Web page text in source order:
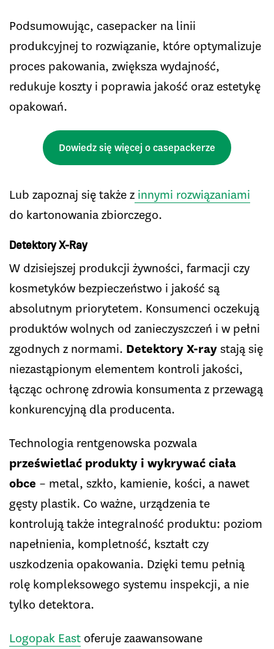
Podsumowując, casepacker na linii
produkcyjnej to rozwiązanie, które optymalizuje
proces pakowania, zwiększa wydajność,
redukuje koszty i poprawia jakość oraz estetykę
opakowań.
Dowiedz się więcej o casepackerze
Lub zapoznaj się także z innymi rozwiązaniami
do kartonowania zbiorczego.
Detektory X-Ray
W dzisiejszej produkcji żywności, farmacji czy
kosmetyków bezpieczeństwo i jakość są
absolutnym priorytetem. Konsumenci oczekują
produktów wolnych od zanieczyszczeń i w pełni
zgodnych z normami. Detektory X-raystają się
niezastąpionym elementem kontroli jakości,
łącząc ochronę zdrowia konsumenta z przewagą
konkurencyjną dla producenta.
Technologia rentgenowska pozwala
prześwietlać produkty i wykrywać ciała
obce – metal, szkło, kamienie, kości, a nawet
gęsty plastik. Co ważne, urządzenia te
kontrolują także integralność produktu: poziom
napełnienia, kompletność, kształt czy
uszkodzenia opakowania. Dzięki temu pełnią
rolę kompleksowego systemu inspekcji, a nie
tylko detektora.
Logopak East oferuje zaawansowane